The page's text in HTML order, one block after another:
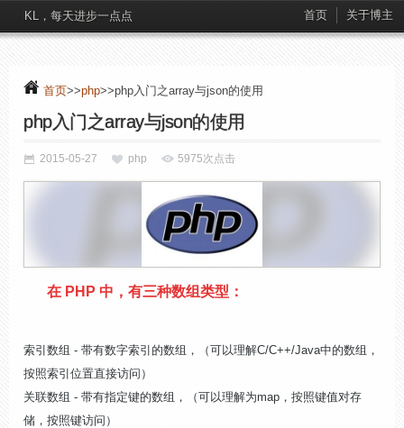
KL，每天进步一点点 首页 关于博主
首页>>php>>php入门之array与json的使用
php入门之array与json的使用
2015-05-27 php 5975次点击
在 PHP 中，有三种数组类型：
索引数组 - 带有数字索引的数组，（可以理解C/C++/Java中的数组，
按照索引位置直接访问）
关联数组 - 带有指定键的数组，（可以理解为map，按照键值对存
储，按照键访问）